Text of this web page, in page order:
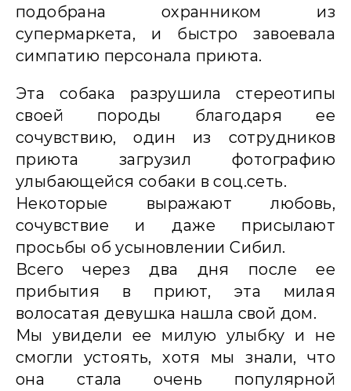
подобрана охранником из
супермаркета, и быстро завоевала
симпатию персонала приюта.
Эта собака разрушила стереотипы
своей породы благодаря ее
сочувствию, один из сотрудников
приюта загрузил фотографию
улыбающейся собаки в соц.сеть.
Некоторые выражают любовь,
сочувствие и даже присылают
просьбы об усыновлении Сибил.
Всего через два дня после ее
прибытия в приют, эта милая
волосатая девушка нашла свой дом.
Мы увидели ее милую улыбку и не
смогли устоять, хотя мы знали, что
она стала очень популярной